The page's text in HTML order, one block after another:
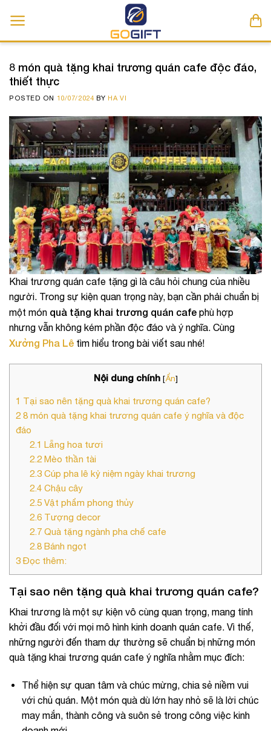
8 món quà tặng khai trương quán cafe độc đáo,
thiết thực
POSTED ON 10/07/2024 BY HA VI
Khai trương quán cafe tặng gì là câu hỏi chung của nhiều
người. Trong sự kiện quan trọng này, bạn cần phải chuẩn bị
một món quà tặng khai trương quán cafe phù hợp
nhưng vẫn không kém phần độc đáo và ý nghĩa. Cùng
Xưởng Pha Lê tìm hiểu trong bài viết sau nhé!
Nội dung chính [Ẩn]
1 Tại sao nên tặng quà khai trương quán cafe?
2 8 món quà tặng khai trương quán cafe ý nghĩa và độc
đáo
2.1 Lẵng hoa tươi
2.2Mèo thần tài
2.3Cúp pha lê kỷ niệm ngày khai trương
2.4Chậu cây
2.5Vật phẩm phong thủy
2.6Tượng decor
2.7Quà tặng ngành pha chế cafe
2.8Bánh ngọt
3Đọc thêm:
Tại sao nên tặng quà khai trương quán cafe?
Khai trương là một sự kiện vô cùng quan trọng, mang tính
khởi đầu đối với mọi mô hình kinh doanh quán cafe. Vì thế,
những người đến tham dự thường sẽ chuẩn bị những món
quà tặng khai trương quán cafe ý nghĩa nhằm mục đích:
Thể hiện sự quan tâm và chúc mừng, chia sẻ niềm vui
với chủ quán. Một món quà dù lớn hay nhỏ sẽ là lời chúc
may mắn, thành công và suôn sẻ trong công việc kinh